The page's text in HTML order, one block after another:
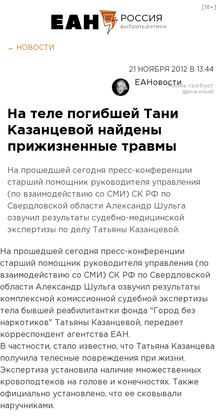
РОССИЯ
Оренбург
[18+]
← НОВОСТИ
21 НОЯБРЯ 2012 В 13:44
ЕАНовости
На теле погибшей Тани
Казанцевой найдены
прижизненные травмы
На прошедшей сегодня пресс-конференции
старший помощник руководителя управления
(по взаимодействию со СМИ) СК РФ по
Свердловской области Александр Шульга
озвучил результаты судебно-медицинской
экспертизы по делу Татьяны Казанцевой.
На прошедшей сегодня пресс-конференции
старший помощник руководителя управления (по
взаимодействию со СМИ) СК РФ по Свердловской
области Александр Шульга озвучил результаты
комплексной комиссионной судебной экспертизы
тела бывшей реабилитантки фонда "Город без
наркотиков" Татьяны Казанцевой, передает
корреспондент агентства ЕАН.
В частности, стало известно, что Татьяна Казанцева
получила телесные повреждения при жизни.
Экспертиза установила наличие множественных
кровоподтеков на голове и конечностях. Также
официально установлено, что ее сковывали
наручниками.